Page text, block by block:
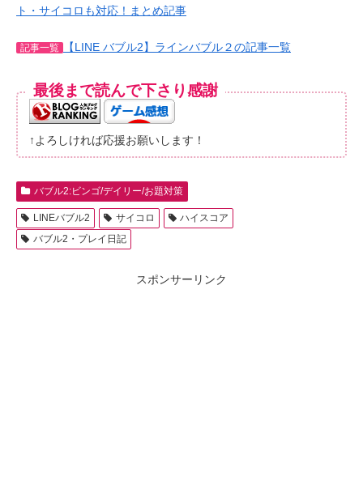
ト・サイコロも対応！まとめ記事
記事一覧 【LINE バブル2】ラインバブル２の記事一覧
最後まで読んで下さり感謝
↑よろしければ応援お願いします！
バブル2:ビンゴ/デイリー/お題対策
LINEバブル2 サイコロ
ハイスコア
バブル2・プレイ日記
スポンサーリンク